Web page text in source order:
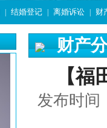
结婚登记 离婚诉讼 财
财产
【
发布时